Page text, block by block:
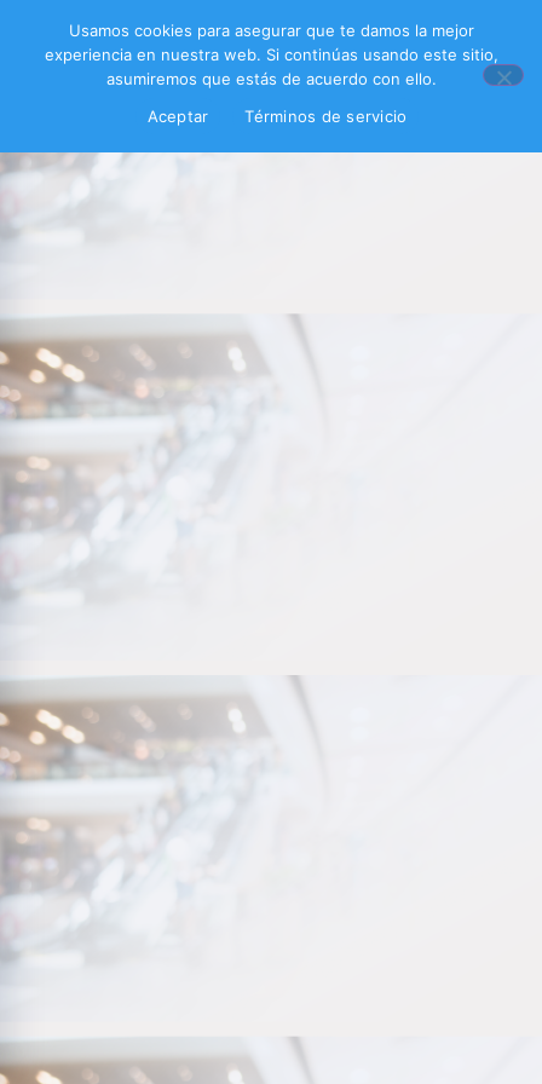
Usamos cookies para asegurar que te damos la mejor
experiencia en nuestra web. Si continúas usando este sitio,
asumiremos que estás de acuerdo con ello.
Aceptar
Términos de servicio